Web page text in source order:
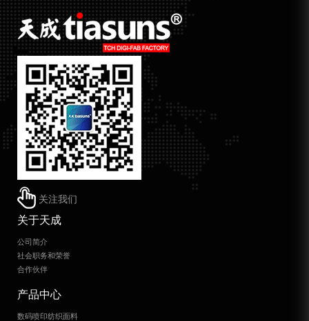
关注我们
关于天成
公司简介
社会职务和荣誉
合作伙伴
产品中心
数码喷印纺织面料